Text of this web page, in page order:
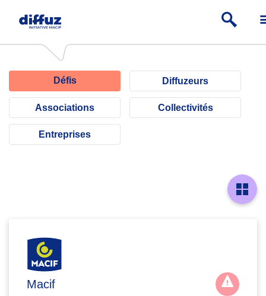
Défis Diffuzeurs
Associations Collectivités
Entreprises
Macif